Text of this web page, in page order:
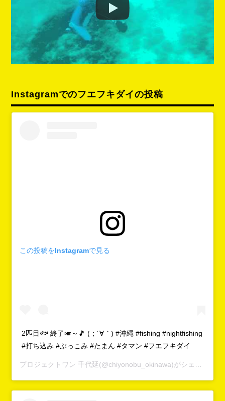
Instagramでのフエフキダイの投稿
この投稿をInstagramで見る
2匹目🐟 終了🎺～🎵 (；´∀｀) #沖縄 #fishing #nightfishing
#打ち込み #ぶっこみ #たまん #タマン #フエフキダイ
プロジェクトワン 千代延(@chiyonobu_okinawa)がシェアした投稿 -